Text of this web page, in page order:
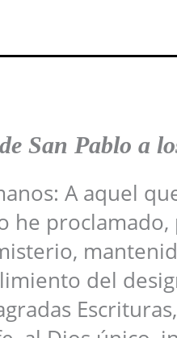
San Pablo a
A aquel
he
del